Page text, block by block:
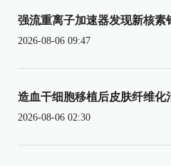
强流重离子加速器发现新核素
2026-08-06 09:47
造血干细胞移植后皮肤纤维化
2026-08-06 02:30